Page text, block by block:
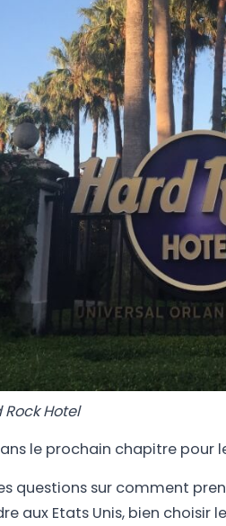
Hotel
le prochain chapitre pour
questions sur comment
aux Etats Unis, bien choisir